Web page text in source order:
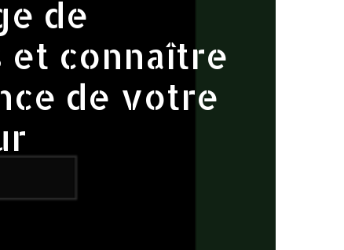
de
et connaître
de votre